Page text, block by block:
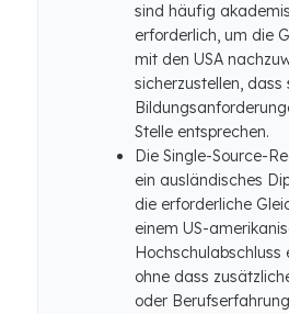
sind häufig
erforderlich, um die
mit den USA
sicherzustellen, dass
Stelle entsprechen.
Die Single-Source-
ein ausländisches
die erforderliche
einem US-
Hochschulabschluss
ohne dass
oder